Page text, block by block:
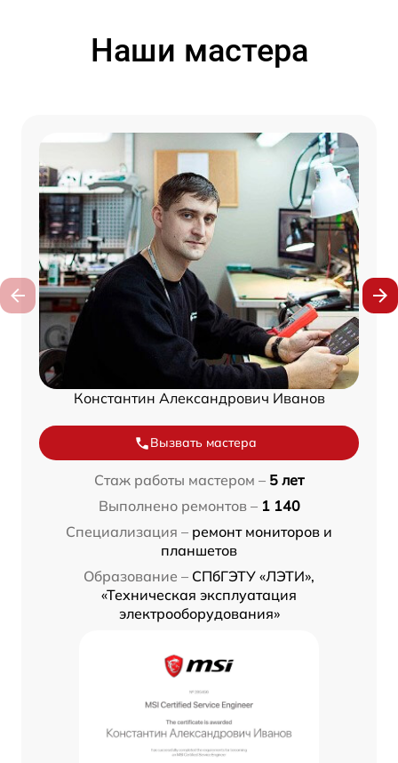
Наши мастера
Константин Александрович Иванов
Вызвать мастера
Стаж работы мастером – 5 лет
Выполнено ремонтов – 1 140
Специализация – ремонт мониторов и
планшетов
Образование – СПбГЭТУ «ЛЭТИ»,
«Техническая эксплуатация
электрооборудования»